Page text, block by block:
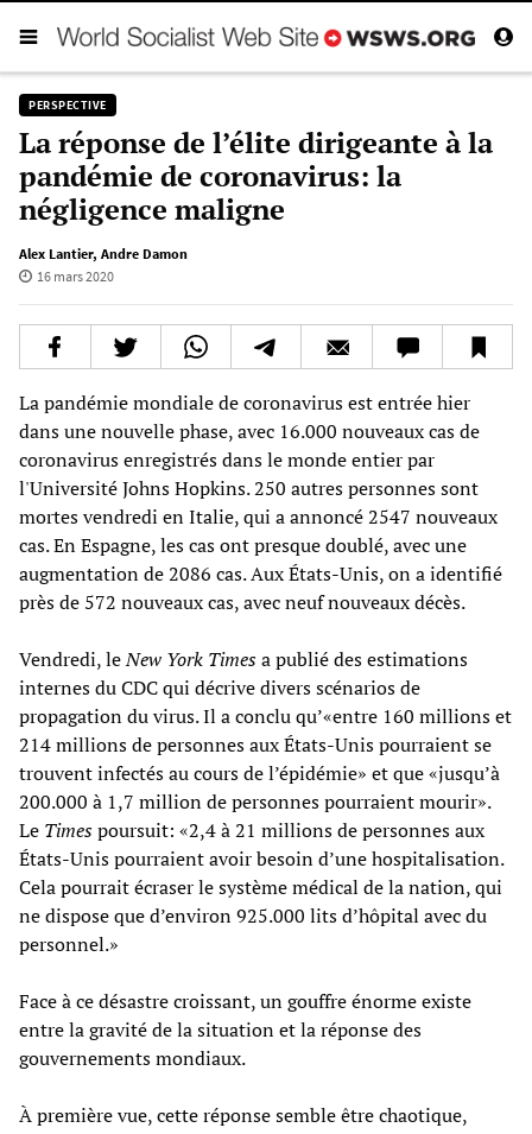
PERSPECTIVE
La réponse de l’élite dirigeante à la
pandémie de coronavirus: la
négligence maligne
Alex Lantier, Andre Damon
16 mars 2020
La pandémie mondiale de coronavirus est entrée hier
dans une nouvelle phase, avec 16.000 nouveaux cas de
coronavirus enregistrés dans le monde entier par
l'Université Johns Hopkins. 250 autres personnes sont
mortes vendredi en Italie, qui a annoncé 2547 nouveaux
cas. En Espagne, les cas ont presque doublé, avec une
augmentation de 2086 cas. Aux États-Unis, on a identifié
près de 572 nouveaux cas, avec neuf nouveaux décès.
Vendredi, leNew York Timesa publié des estimations
internes du CDC qui décrive divers scénarios de
propagation du virus. Il a conclu qu’«entre 160 millions et
214 millions de personnes aux États-Unis pourraient se
trouvent infectés au cours de l’épidémie» et que «jusqu’à
200.000 à 1,7 million de personnes pourraient mourir».
Le Timespoursuit: «2,4 à 21 millions de personnes aux
États-Unis pourraient avoir besoin d’une hospitalisation.
Cela pourrait écraser le système médical de la nation, qui
ne dispose que d’environ 925.000 lits d’hôpital avec du
personnel.»
Face à ce désastre croissant, un gouffre énorme existe
entre la gravité de la situation et la réponse des
gouvernements mondiaux.
À première vue, cette réponse semble être chaotique,